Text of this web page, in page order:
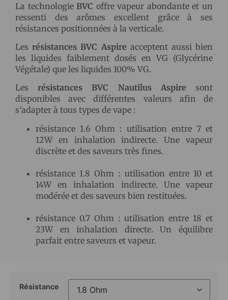
La technologieBVC offre vapeur abondante et un
ressenti des arômes excellent grâce à ses
résistances positionnées à la verticale.
Les résistances BVC Aspire acceptent aussi bien
les liquides faiblement dosés en VG (Glycérine
Végétale) que les liquides 100% VG.
Lesrésistances BVC Nautilus Aspire sont
disponibles avec différentes valeurs afin de
s’adapter à tous types de vape :
résistance 1.6 Ohm : utilisation entre 7 et
12W en inhalation indirecte. Une vapeur
discrète et des saveurs très fines.
résistance 1.8 Ohm : utilisation entre 10 et
14W en inhalation indirecte. Une vapeur
modérée et des saveurs bien restituées.
résistance 0.7 Ohm : utilisation entre 18 et
23W en inhalation directe. Un équilibre
parfait entre saveurs et vapeur.
Résistance